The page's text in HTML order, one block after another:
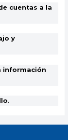
cuentas a la
y